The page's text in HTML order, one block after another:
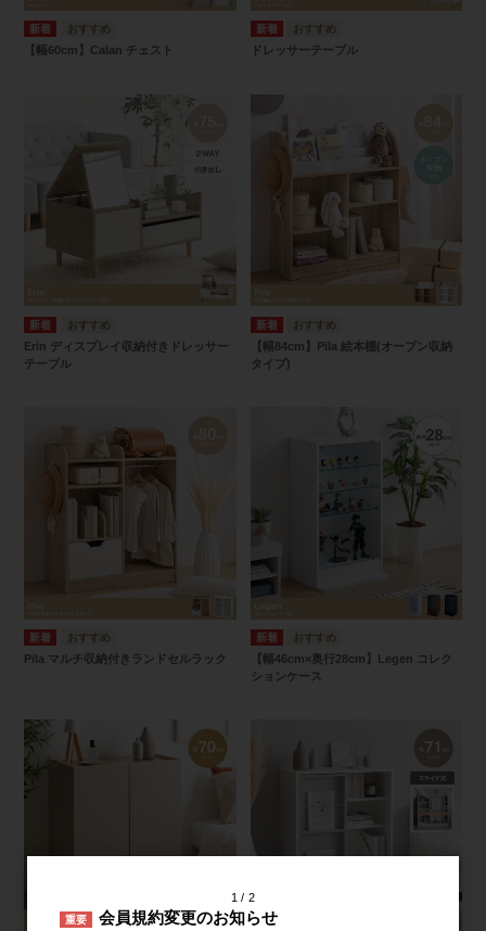
【幅60cm】Calan チェスト ドレッサーテーブル
Erin ディスプレイ収納付きドレッサー
テーブル
【幅84cm】Pila 絵本棚(オープン収納
タイプ)
Pila マルチ収納付きランドセルラック
【幅46cm×奥行28cm】Legen コレク
ションケース
1 2
重要 会員規約変更のお知らせ